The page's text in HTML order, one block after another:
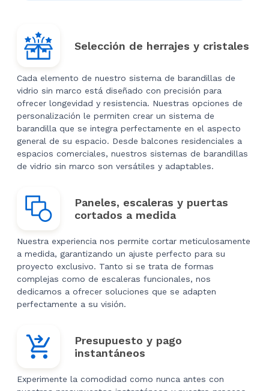
Selección de herrajes y cristales
Cada elemento de nuestro sistema de barandillas de
vidrio sin marco está diseñado con precisión para
ofrecer longevidad y resistencia. Nuestras opciones de
personalización le permiten crear un sistema de
barandilla que se integra perfectamente en el aspecto
general de su espacio. Desde balcones residenciales a
espacios comerciales, nuestros sistemas de barandillas
de vidrio sin marco son versátiles y adaptables.
Paneles, escaleras y puertas
cortados a medida
Nuestra experiencia nos permite cortar meticulosamente
a medida, garantizando un ajuste perfecto para su
proyecto exclusivo. Tanto si se trata de formas
complejas como de escaleras funcionales, nos
dedicamos a ofrecer soluciones que se adapten
perfectamente a su visión.
Presupuesto y pago
instantáneos
Experimente la comodidad como nunca antes con